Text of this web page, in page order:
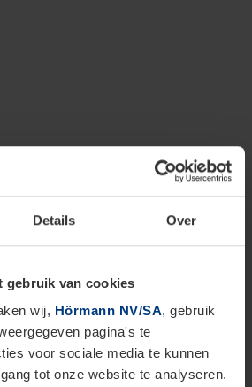
Details Over
gebruik van cookies
wij, Hörmann NV/SA, gebruik
pagina's te
voor sociale media te kunnen
tot onze website te analyseren.